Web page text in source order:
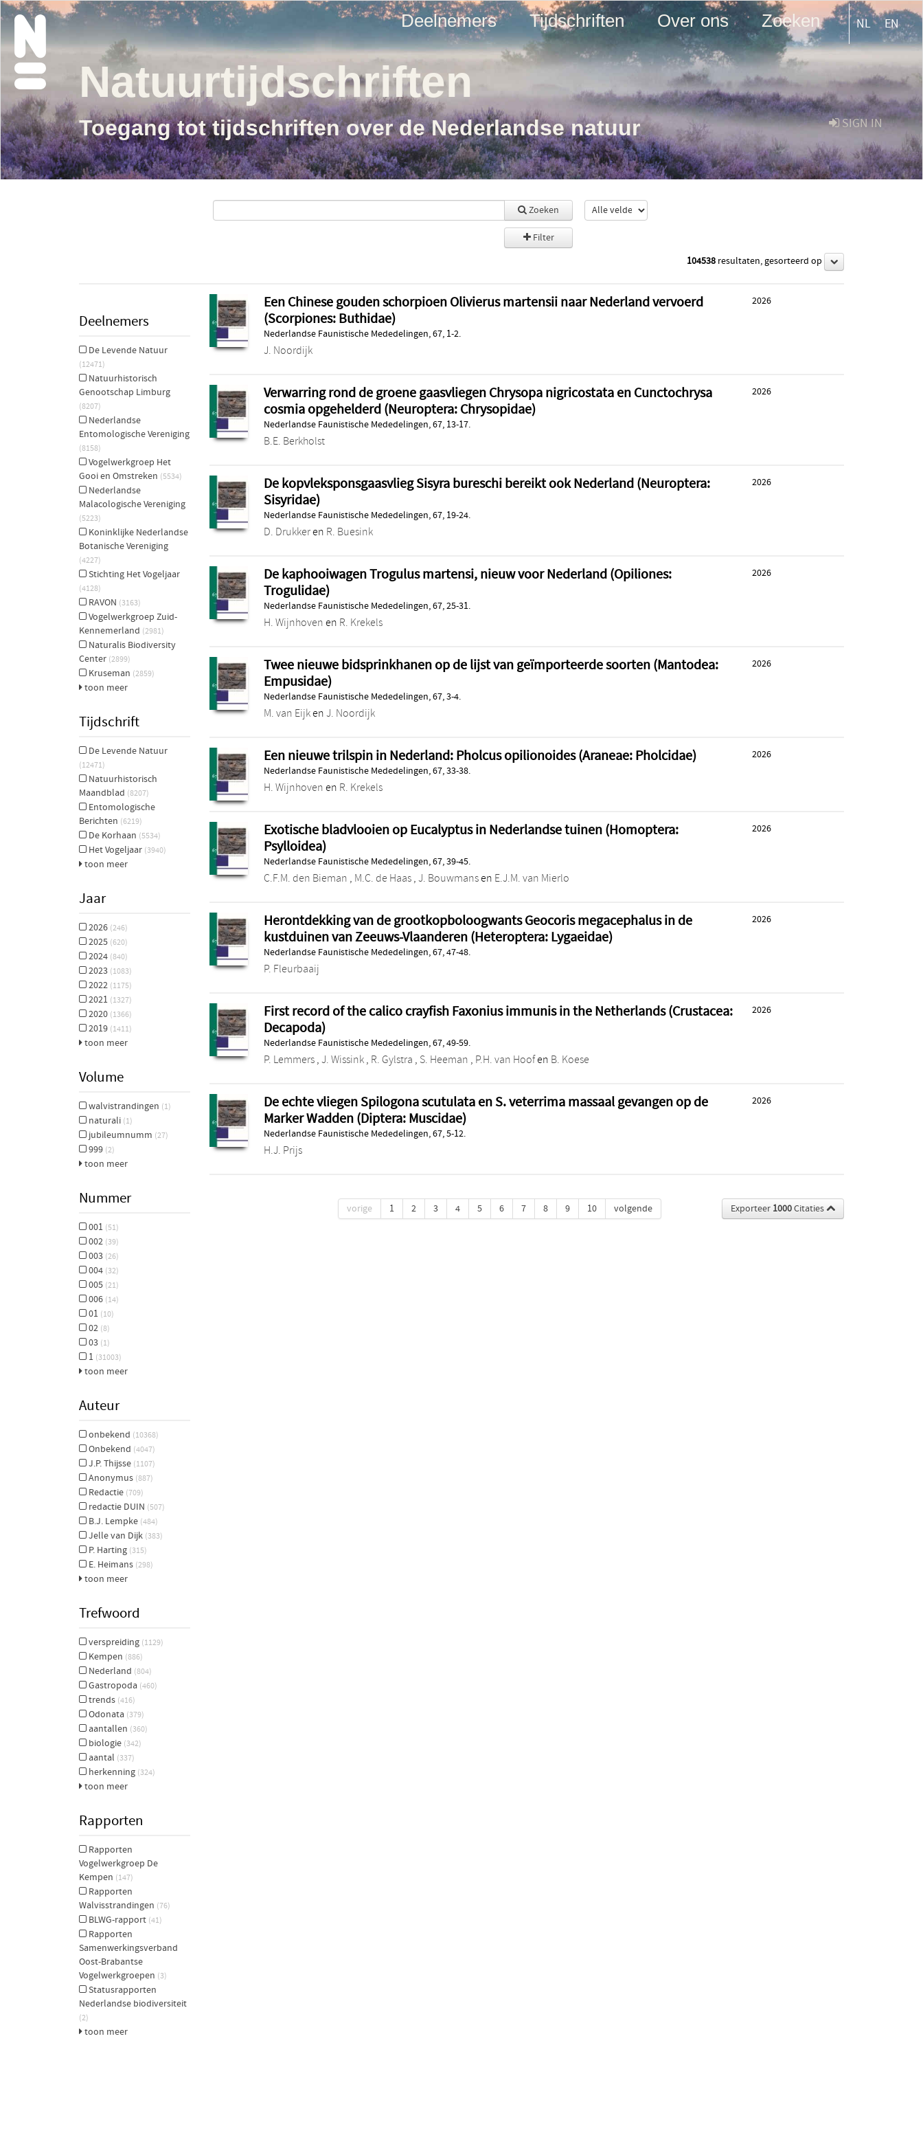
Deelnemers Tijdschriften Over ons Zoeken NL EN
SIGN IN
Natuurtijdschriften
Toegang tot tijdschriften over de Nederlandse natuur
Zoeken
Filter
104538 resultaten, gesorteerd op
Deelnemers
De Levende Natuur
(12471)
Natuurhistorisch
Genootschap Limburg
(8207)
Nederlandse
Entomologische Vereniging
(8158)
Vogelwerkgroep Het
Gooi en Omstreken (5534)
Nederlandse
Malacologische Vereniging
(5223)
Koninklijke Nederlandse
Botanische Vereniging
(4227)
Stichting Het Vogeljaar
(4128)
RAVON (3163)
Vogelwerkgroep Zuid-
Kennemerland (2981)
Naturalis Biodiversity
Center (2899)
Kruseman (2859)
toon meer
Tijdschrift
De Levende Natuur
(12471)
Natuurhistorisch
Maandblad (8207)
Entomologische
Berichten (6219)
De Korhaan (5534)
Het Vogeljaar (3940)
toon meer
Jaar
2026 (246)
2025 (620)
2024 (840)
2023 (1083)
2022 (1175)
2021 (1327)
2020 (1366)
2019 (1411)
toon meer
Volume
walvistrandingen (1)
naturali (1)
jubileumnumm (27)
999 (2)
toon meer
Nummer
001 (51)
002 (39)
003 (26)
004 (32)
005 (21)
006 (14)
01 (10)
02 (8)
03 (1)
1 (31003)
toon meer
Auteur
onbekend (10368)
Onbekend (4047)
J.P. Thijsse (1107)
Anonymus (887)
Redactie (709)
redactie DUIN (507)
B.J. Lempke (484)
Jelle van Dijk (383)
P. Harting (315)
E. Heimans (298)
toon meer
Trefwoord
verspreiding (1129)
Kempen (886)
Nederland (804)
Gastropoda (460)
trends (416)
Odonata (379)
aantallen (360)
biologie (342)
aantal (337)
herkenning (324)
toon meer
Rapporten
Rapporten
Vogelwerkgroep De
Kempen (147)
Rapporten
Walvisstrandingen (76)
BLWG-rapport (41)
Rapporten
Samenwerkingsverband
Oost-Brabantse
Vogelwerkgroepen (3)
Statusrapporten
Nederlandse biodiversiteit
(2)
toon meer
Een Chinese gouden schorpioen Olivierus martensii naar Nederland vervoerd
(Scorpiones: Buthidae)
Nederlandse Faunistische Mededelingen, 67, 1-2.
J. Noordijk
2026
Verwarring rond de groene gaasvliegen Chrysopa nigricostata en Cunctochrysa
cosmia opgehelderd (Neuroptera: Chrysopidae)
Nederlandse Faunistische Mededelingen, 67, 13-17.
B.E. Berkholst
2026
De kopvleksponsgaasvlieg Sisyra bureschi bereikt ook Nederland (Neuroptera:
Sisyridae)
Nederlandse Faunistische Mededelingen, 67, 19-24.
D. Drukkeren R. Buesink
2026
De kaphooiwagen Trogulus martensi, nieuw voor Nederland (Opiliones:
Trogulidae)
Nederlandse Faunistische Mededelingen, 67, 25-31.
H. Wijnhoven en R. Krekels
2026
Twee nieuwe bidsprinkhanen op de lijst van geïmporteerde soorten (Mantodea:
Empusidae)
Nederlandse Faunistische Mededelingen, 67, 3-4.
M. van EijkenJ. Noordijk
2026
Een nieuwe trilspin in Nederland: Pholcus opilionoides (Araneae: Pholcidae)
Nederlandse Faunistische Mededelingen, 67, 33-38.
H. Wijnhoven en R. Krekels
2026
Exotische bladvlooien op Eucalyptus in Nederlandse tuinen (Homoptera:
Psylloidea)
Nederlandse Faunistische Mededelingen, 67, 39-45.
C.F.M. den Bieman , M.C. de Haas ,J. Bouwmansen E.J.M. van Mierlo
2026
Herontdekking van de grootkopboloogwants Geocoris megacephalus in de
kustduinen van Zeeuws-Vlaanderen (Heteroptera: Lygaeidae)
Nederlandse Faunistische Mededelingen, 67, 47-48.
P. Fleurbaaij
2026
First record of the calico crayfish Faxonius immunis in the Netherlands (Crustacea:
Decapoda)
Nederlandse Faunistische Mededelingen, 67, 49-59.
P. Lemmers ,J. Wissink , R. Gylstra , S. Heeman , P.H. van Hoofen B. Koese
2026
De echte vliegen Spilogona scutulata en S. veterrima massaal gevangen op de
Marker Wadden (Diptera: Muscidae)
Nederlandse Faunistische Mededelingen, 67, 5-12.
H.J. Prijs
2026
vorige 1 2 3 4 5 6 7 8 9 10 volgende Exporteer 1000Citaties